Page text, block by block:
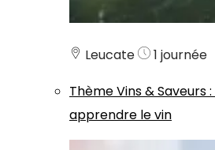
Leucate
1 journée
ThèmeVins & Saveurs:
apprendre le vin